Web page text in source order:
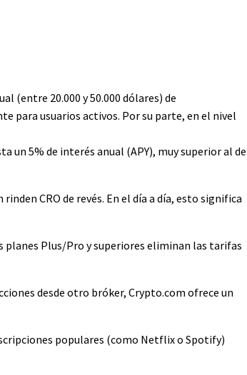
(entre 20.000 y 50.000 dólares) de
para usuarios activos. Por su parte, en el nivel
un 5% de interés anual (APY), muy superior al de
CRO de revés. En el día a día, esto significa
planes Plus/Pro y superiores eliminan las tarifas
desde otro bróker, Crypto.com ofrece un
populares (como Netflix o Spotify)